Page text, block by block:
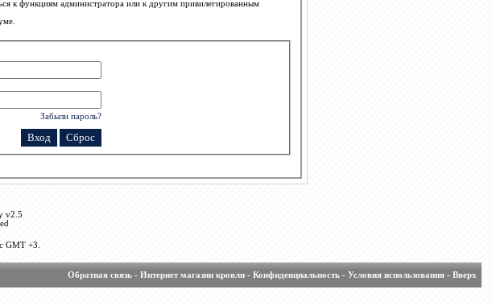
к функциям администратора или к другим привилегированным
Забыли пароль?
v2.5
GMT +3.
Обратная связь- Интернет магазин кровли- Конфиденциальность- Условия использования- Вверх